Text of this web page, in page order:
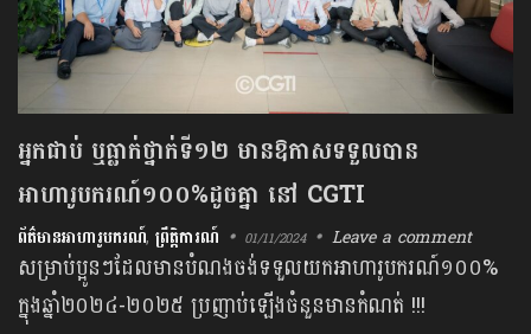
អ្នកជាប់ ឬធ្លាក់ថ្នាក់ទី១២ មានឱកាសទទួលបាន
អាហារូបករណ៍១០០%ដូចគ្នា នៅ CGTI
ព័ត៌មានអាហារូបករណ៍,ព្រឹត្តិការណ៍ 01/11/2024 Leave a comment
សម្រាប់ប្អូនៗដែលមានបំណងចង់ទទួលយកអាហារូបករណ៍១០០%
ក្នុងឆ្នាំ២០២៤-២០២៥ ប្រញាប់ឡើងចំនួនមានកំណត់ !!!